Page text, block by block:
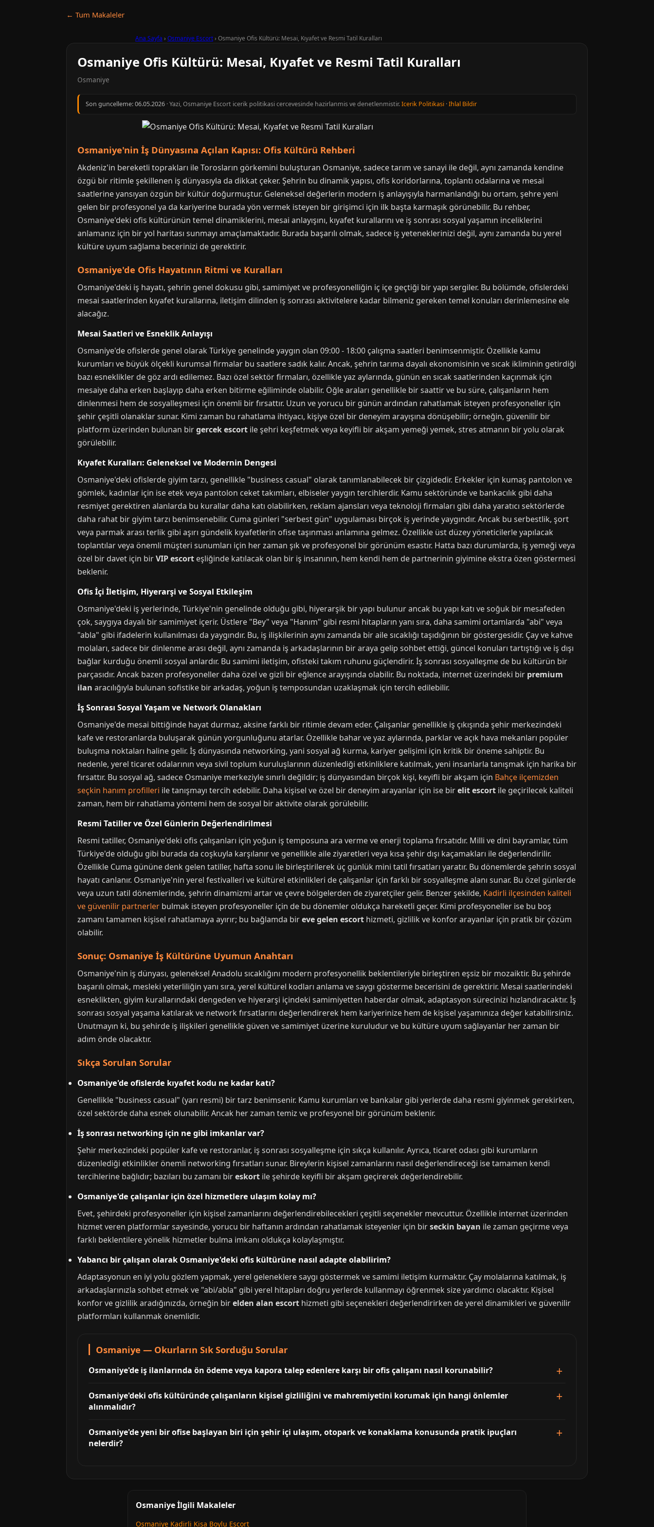
← Tum Makaleler
Ana Sayfa › Osmaniye Escort› Osmaniye Ofis Kültürü: Mesai, Kıyafet ve Resmi Tatil Kuralları
Osmaniye Ofis Kültürü: Mesai, Kıyafet ve Resmi Tatil Kuralları
Osmaniye
Son guncelleme:06.05.2026 · Yazi, Osmaniye Escort icerik politikasi cercevesinde hazirlanmis ve denetlenmistir.Icerik Politikasi ·Ihlal Bildir
Osmaniye'nin İş Dünyasına Açılan Kapısı: Ofis Kültürü Rehberi
Akdeniz'in bereketli toprakları ile Torosların görkemini buluşturan Osmaniye, sadece tarım ve sanayi ile değil, aynı zamanda kendine
özgü bir ritimle şekillenen iş dünyasıyla da dikkat çeker. Şehrin bu dinamik yapısı, ofis koridorlarına, toplantı odalarına ve mesai
saatlerine yansıyan özgün bir kültür doğurmuştur. Geleneksel değerlerin modern iş anlayışıyla harmanlandığı bu ortam, şehre yeni
gelen bir profesyonel ya da kariyerine burada yön vermek isteyen bir girişimci için ilk başta karmaşık görünebilir. Bu rehber,
Osmaniye'deki ofis kültürünün temel dinamiklerini, mesai anlayışını, kıyafet kurallarını ve iş sonrası sosyal yaşamın inceliklerini
anlamanız için bir yol haritası sunmayı amaçlamaktadır. Burada başarılı olmak, sadece iş yeteneklerinizi değil, aynı zamanda bu yerel
kültüre uyum sağlama becerinizi de gerektirir.
Osmaniye'de Ofis Hayatının Ritmi ve Kuralları
Osmaniye'deki iş hayatı, şehrin genel dokusu gibi, samimiyet ve profesyonelliğin iç içe geçtiği bir yapı sergiler. Bu bölümde, ofislerdeki
mesai saatlerinden kıyafet kurallarına, iletişim dilinden iş sonrası aktivitelere kadar bilmeniz gereken temel konuları derinlemesine ele
alacağız.
Mesai Saatleri ve Esneklik Anlayışı
Osmaniye'de ofislerde genel olarak Türkiye genelinde yaygın olan 09:00 - 18:00 çalışma saatleri benimsenmiştir. Özellikle kamu
kurumları ve büyük ölçekli kurumsal firmalar bu saatlere sadık kalır. Ancak, şehrin tarıma dayalı ekonomisinin ve sıcak ikliminin getirdiği
bazı esneklikler de göz ardı edilemez. Bazı özel sektör firmaları, özellikle yaz aylarında, günün en sıcak saatlerinden kaçınmak için
mesaiye daha erken başlayıp daha erken bitirme eğiliminde olabilir. Öğle araları genellikle bir saattir ve bu süre, çalışanların hem
dinlenmesi hem de sosyalleşmesi için önemli bir fırsattır. Uzun ve yorucu bir günün ardından rahatlamak isteyen profesyoneller için
şehir çeşitli olanaklar sunar. Kimi zaman bu rahatlama ihtiyacı, kişiye özel bir deneyim arayışına dönüşebilir; örneğin, güvenilir bir
platform üzerinden bulunan birgercek escort ile şehri keşfetmek veya keyifli bir akşam yemeği yemek, stres atmanın bir yolu olarak
görülebilir.
Kıyafet Kuralları: Geleneksel ve Modernin Dengesi
Osmaniye'deki ofislerde giyim tarzı, genellikle "business casual" olarak tanımlanabilecek bir çizgidedir. Erkekler için kumaş pantolon ve
gömlek, kadınlar için ise etek veya pantolon ceket takımları, elbiseler yaygın tercihlerdir. Kamu sektöründe ve bankacılık gibi daha
resmiyet gerektiren alanlarda bu kurallar daha katı olabilirken, reklam ajansları veya teknoloji firmaları gibi daha yaratıcı sektörlerde
daha rahat bir giyim tarzı benimsenebilir. Cuma günleri "serbest gün" uygulaması birçok iş yerinde yaygındır. Ancak bu serbestlik, şort
veya parmak arası terlik gibi aşırı gündelik kıyafetlerin ofise taşınması anlamına gelmez. Özellikle üst düzey yöneticilerle yapılacak
toplantılar veya önemli müşteri sunumları için her zaman şık ve profesyonel bir görünüm esastır. Hatta bazı durumlarda, iş yemeği veya
özel bir davet için birVIP escort eşliğinde katılacak olan bir iş insanının, hem kendi hem de partnerinin giyimine ekstra özen göstermesi
beklenir.
Ofis İçi İletişim, Hiyerarşi ve Sosyal Etkileşim
Osmaniye'deki iş yerlerinde, Türkiye'nin genelinde olduğu gibi, hiyerarşik bir yapı bulunur ancak bu yapı katı ve soğuk bir mesafeden
çok, saygıya dayalı bir samimiyet içerir. Üstlere "Bey" veya "Hanım" gibi resmi hitapların yanı sıra, daha samimi ortamlarda "abi" veya
"abla" gibi ifadelerin kullanılması da yaygındır. Bu, iş ilişkilerinin aynı zamanda bir aile sıcaklığı taşıdığının bir göstergesidir. Çay ve kahve
molaları, sadece bir dinlenme arası değil, aynı zamanda iş arkadaşlarının bir araya gelip sohbet ettiği, güncel konuları tartıştığı ve iş dışı
bağlar kurduğu önemli sosyal anlardır. Bu samimi iletişim, ofisteki takım ruhunu güçlendirir. İş sonrası sosyalleşme de bu kültürün bir
parçasıdır. Ancak bazen profesyoneller daha özel ve gizli bir eğlence arayışında olabilir. Bu noktada, internet üzerindeki bir premium
ilan aracılığıyla bulunan sofistike bir arkadaş, yoğun iş temposundan uzaklaşmak için tercih edilebilir.
İş Sonrası Sosyal Yaşam ve Network Olanakları
Osmaniye'de mesai bittiğinde hayat durmaz, aksine farklı bir ritimle devam eder. Çalışanlar genellikle iş çıkışında şehir merkezindeki
kafe ve restoranlarda buluşarak günün yorgunluğunu atarlar. Özellikle bahar ve yaz aylarında, parklar ve açık hava mekanları popüler
buluşma noktaları haline gelir. İş dünyasında networking, yani sosyal ağ kurma, kariyer gelişimi için kritik bir öneme sahiptir. Bu
nedenle, yerel ticaret odalarının veya sivil toplum kuruluşlarının düzenlediği etkinliklere katılmak, yeni insanlarla tanışmak için harika bir
fırsattır. Bu sosyal ağ, sadece Osmaniye merkeziyle sınırlı değildir; iş dünyasından birçok kişi, keyifli bir akşam için Bahçe ilçemizden
seçkin hanım profilleri ile tanışmayı tercih edebilir. Daha kişisel ve özel bir deneyim arayanlar için ise birelit escort ile geçirilecek kaliteli
zaman, hem bir rahatlama yöntemi hem de sosyal bir aktivite olarak görülebilir.
Resmi Tatiller ve Özel Günlerin Değerlendirilmesi
Resmi tatiller, Osmaniye'deki ofis çalışanları için yoğun iş temposuna ara verme ve enerji toplama fırsatıdır. Milli ve dini bayramlar, tüm
Türkiye'de olduğu gibi burada da coşkuyla karşılanır ve genellikle aile ziyaretleri veya kısa şehir dışı kaçamakları ile değerlendirilir.
Özellikle Cuma gününe denk gelen tatiller, hafta sonu ile birleştirilerek üç günlük mini tatil fırsatları yaratır. Bu dönemlerde şehrin sosyal
hayatı canlanır. Osmaniye'nin yerel festivalleri ve kültürel etkinlikleri de çalışanlar için farklı bir sosyalleşme alanı sunar. Bu özel günlerde
veya uzun tatil dönemlerinde, şehrin dinamizmi artar ve çevre bölgelerden de ziyaretçiler gelir. Benzer şekilde, Kadirli ilçesinden kaliteli
ve güvenilir partnerler bulmak isteyen profesyoneller için de bu dönemler oldukça hareketli geçer. Kimi profesyoneller ise bu boş
zamanı tamamen kişisel rahatlamaya ayırır; bu bağlamda bireve gelen escort hizmeti, gizlilik ve konfor arayanlar için pratik bir çözüm
olabilir.
Sonuç: Osmaniye İş Kültürüne Uyumun Anahtarı
Osmaniye'nin iş dünyası, geleneksel Anadolu sıcaklığını modern profesyonellik beklentileriyle birleştiren eşsiz bir mozaiktir. Bu şehirde
başarılı olmak, mesleki yeterliliğin yanı sıra, yerel kültürel kodları anlama ve saygı gösterme becerisini de gerektirir. Mesai saatlerindeki
esneklikten, giyim kurallarındaki dengeden ve hiyerarşi içindeki samimiyetten haberdar olmak, adaptasyon sürecinizi hızlandıracaktır. İş
sonrası sosyal yaşama katılarak ve network fırsatlarını değerlendirerek hem kariyerinize hem de kişisel yaşamınıza değer katabilirsiniz.
Unutmayın ki, bu şehirde iş ilişkileri genellikle güven ve samimiyet üzerine kuruludur ve bu kültüre uyum sağlayanlar her zaman bir
adım önde olacaktır.
Sıkça Sorulan Sorular
Osmaniye'de ofislerde kıyafet kodu ne kadar katı?
Genellikle "business casual" (yarı resmi) bir tarz benimsenir. Kamu kurumları ve bankalar gibi yerlerde daha resmi giyinmek gerekirken,
özel sektörde daha esnek olunabilir. Ancak her zaman temiz ve profesyonel bir görünüm beklenir.
İş sonrası networking için ne gibi imkanlar var?
Şehir merkezindeki popüler kafe ve restoranlar, iş sonrası sosyalleşme için sıkça kullanılır. Ayrıca, ticaret odası gibi kurumların
düzenlediği etkinlikler önemli networking fırsatları sunar. Bireylerin kişisel zamanlarını nasıl değerlendireceği ise tamamen kendi
tercihlerine bağlıdır; bazıları bu zamanı bireskort ile şehirde keyifli bir akşam geçirerek değerlendirebilir.
Osmaniye'de çalışanlar için özel hizmetlere ulaşım kolay mı?
Evet, şehirdeki profesyoneller için kişisel zamanlarını değerlendirebilecekleri çeşitli seçenekler mevcuttur. Özellikle internet üzerinden
hizmet veren platformlar sayesinde, yorucu bir haftanın ardından rahatlamak isteyenler için birseckin bayan ile zaman geçirme veya
farklı beklentilere yönelik hizmetler bulma imkanı oldukça kolaylaşmıştır.
Yabancı bir çalışan olarak Osmaniye'deki ofis kültürüne nasıl adapte olabilirim?
Adaptasyonun en iyi yolu gözlem yapmak, yerel geleneklere saygı göstermek ve samimi iletişim kurmaktır. Çay molalarına katılmak, iş
arkadaşlarınızla sohbet etmek ve "abi/abla" gibi yerel hitapları doğru yerlerde kullanmayı öğrenmek size yardımcı olacaktır. Kişisel
konfor ve gizlilik aradığınızda, örneğin birelden alan escort hizmeti gibi seçenekleri değerlendirirken de yerel dinamikleri ve güvenilir
platformları kullanmak önemlidir.
Osmaniye — Okurların Sık Sorduğu Sorular
Osmaniye'de iş ilanlarında ön ödeme veya kapora talep edenlere karşı bir ofis çalışanı nasıl korunabilir?
Osmaniye'deki ofis kültüründe çalışanların kişisel gizliliğini ve mahremiyetini korumak için hangi önlemler
alınmalıdır?
Osmaniye'de yeni bir ofise başlayan biri için şehir içi ulaşım, otopark ve konaklama konusunda pratik ipuçları
nelerdir?
Osmaniye İlgili Makaleler
Osmaniye Kadirli Kisa Boylu Escort